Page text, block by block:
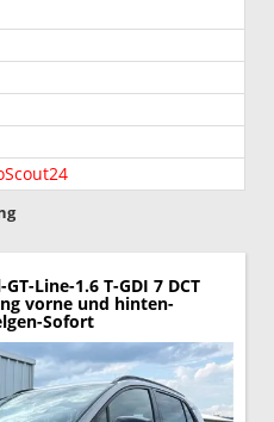
Line-1.6 T-GDI 7 DCT
vorne und hinten-
Sofort